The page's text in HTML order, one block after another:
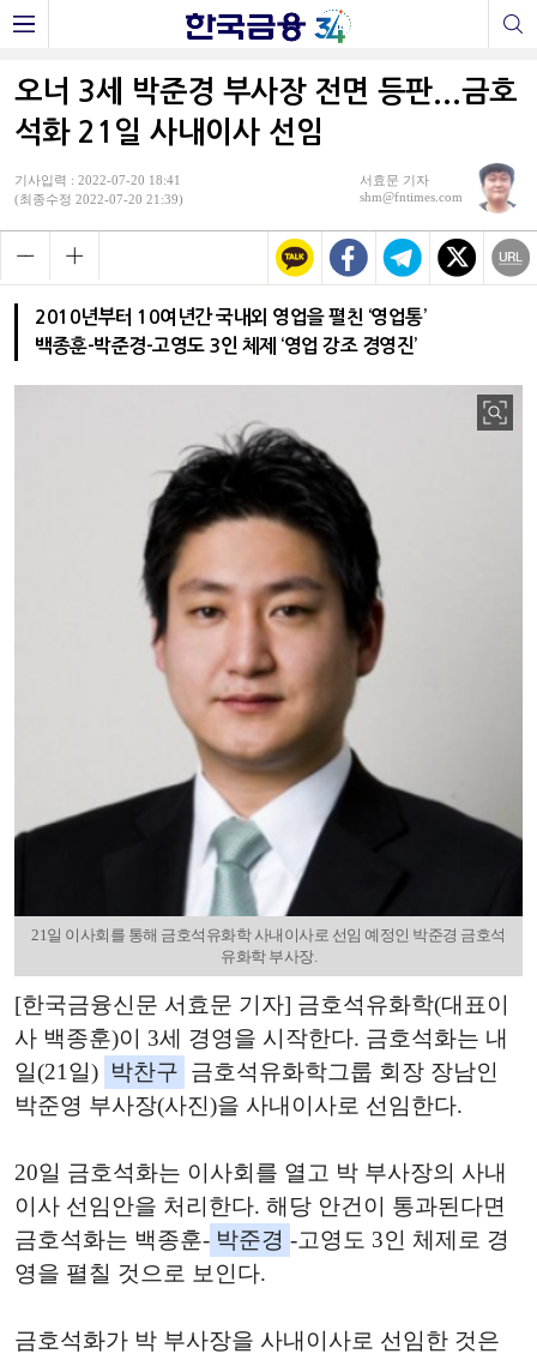
오너 3세 박준경 부사장 전면 등판...금호
석화 21일 사내이사 선임
기사입력 : 2022-07-20 18:41
(최종수정 2022-07-20 21:39)
서효문 기자
shm@fntimes.com
2010년부터 10여년간 국내외 영업을 펼친 ‘영업통’
백종훈-박준경-고영도 3인 체제 ‘영업 강조 경영진’
21일 이사회를 통해 금호석유화학 사내이사로 선임 예정인 박준경 금호석
유화학 부사장.
[한국금융신문 서효문 기자] 금호석유화학(대표이
사 백종훈)이 3세 경영을 시작한다. 금호석화는 내
일(21일) 박찬구 금호석유화학그룹 회장 장남인
박준영 부사장(사진)을 사내이사로 선임한다.
20일 금호석화는 이사회를 열고 박 부사장의 사내
이사 선임안을 처리한다. 해당 안건이 통과된다면
금호석화는 백종훈- 박준경 -고영도 3인 체제로 경
영을 펼칠 것으로 보인다.
금호석화가 박 부사장을 사내이사로 선임한 것은